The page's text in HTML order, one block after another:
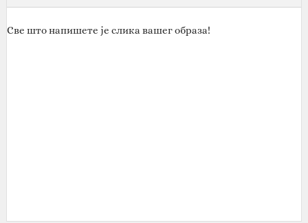
Све што напишете је слика вашег образа!